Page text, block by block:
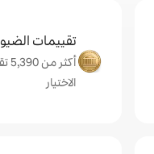
تقييمات
الاختيار